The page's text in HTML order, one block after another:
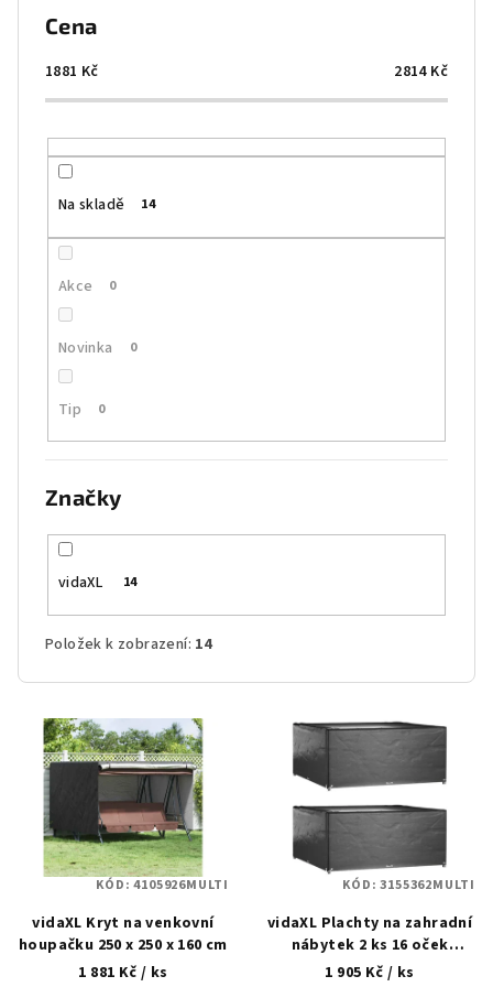
Cena
1881 Kč 2814Kč
Na skladě 14
Akce 0
Novinka 0
Tip 0
Značky
vidaXL 14
Položek k zobrazení: 14
d
vidaXL Kryt na venkovní
houpačku 250 x 250 x 160 cm
1 881 Kč / ks
KÓD:4105926MULTI
vidaXL Plachty na zahradní
nábytek 2 ks 16 oček
300x300x75 cm čtverec
1 905 Kč / ks
KÓD:3155362MULTI